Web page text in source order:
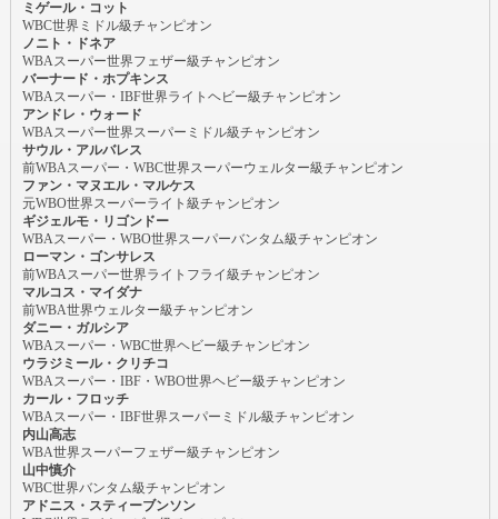
ミゲール・コット
WBC世界ミドル級チャンピオン
ノニト・ドネア
WBAスーパー世界フェザー級チャンピオン
バーナード・ホプキンス
WBAスーパー・IBF世界ライトヘビー級チャンピオン
アンドレ・ウォード
WBAスーパー世界スーパーミドル級チャンピオン
サウル・アルバレス
前WBAスーパー・WBC世界スーパーウェルター級チャンピオン
ファン・マヌエル・マルケス
元WBO世界スーパーライト級チャンピオン
ギジェルモ・リゴンドー
WBAスーパー・WBO世界スーパーバンタム級チャンピオン
ローマン・ゴンサレス
前WBAスーパー世界ライトフライ級チャンピオン
マルコス・マイダナ
前WBA世界ウェルター級チャンピオン
ダニー・ガルシア
WBAスーパー・WBC世界ヘビー級チャンピオン
ウラジミール・クリチコ
WBAスーパー・IBF・WBO世界ヘビー級チャンピオン
カール・フロッチ
WBAスーパー・IBF世界スーパーミドル級チャンピオン
内山高志
WBA世界スーパーフェザー級チャンピオン
山中慎介
WBC世界バンタム級チャンピオン
アドニス・スティーブンソン